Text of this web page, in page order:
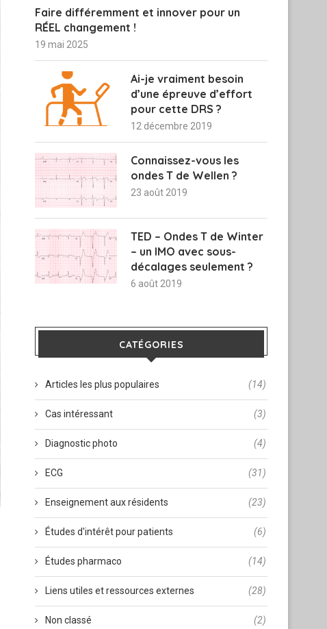
Faire différemment et innover pour un
RÉEL changement !
19 mai 2025
Ai-je vraiment besoin
d’une épreuve d’effort
pour cette DRS ?
12 décembre 2019
Connaissez-vous les
ondes T de Wellen ?
23 août 2019
TED – Ondes T de Winter
– un IMO avec sous-
décalages seulement ?
6 août 2019
CATÉGORIES
Articles les plus populaires (14)
Cas intéressant (3)
Diagnostic photo (4)
ECG (31)
Enseignement aux résidents (23)
Études d'intérêt pour patients (6)
Études pharmaco (14)
Liens utiles et ressources externes (28)
Non classé (2)